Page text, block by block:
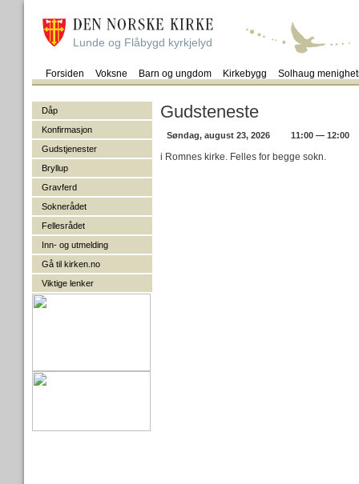
Lunde og Flåbygd kyrkjelyd
Forsiden Voksne Barn og ungdom Kirkebygg Solhaug
Dåp
Konfirmasjon
Gudstjenester
Bryllup
Gravferd
Soknerådet
Fellesrådet
Inn- og utmelding
Gå til kirken.no
Viktige lenker
Gudsteneste
Søndag, august 23, 2026 11:00 — 12:00
i Romnes kirke. Felles for begge sokn.